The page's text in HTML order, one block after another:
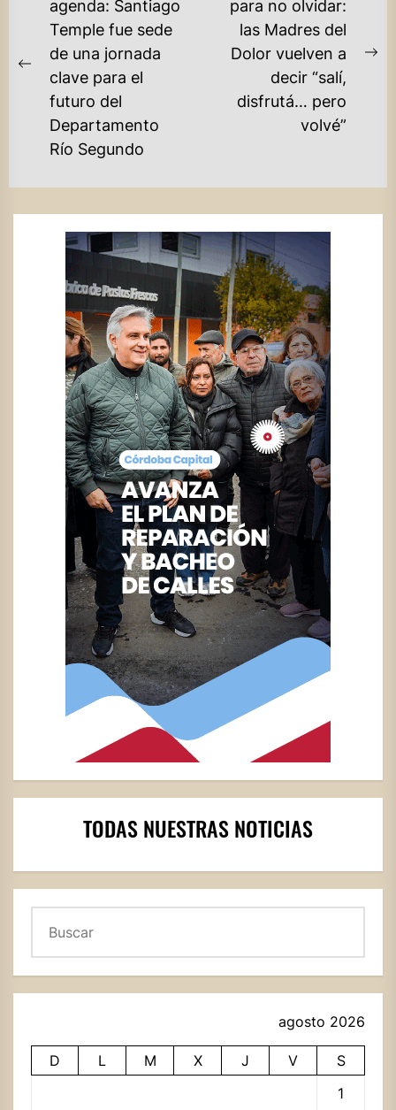
ENTRADAS
Previous
post:
agenda: Santiago
Temple fue sede
de una jornada
clave para el
futuro del
Departamento
Río Segundo
para no olvidar:
las Madres del
Dolor vuelven a
decir “salí,
disfrutá… pero
volvé”
TODAS NUESTRAS NOTICIAS
agosto 2026
D L M X J V
S
1